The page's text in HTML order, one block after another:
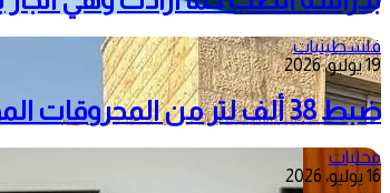
فلسطينيات
19 يوليو، 2026
ضبط 38 ألف لتر من المحروقات المهربة في بيت لحم
محليات
16 يوليو، 2026